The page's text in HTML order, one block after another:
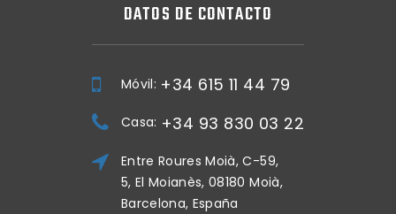
DATOS DE CONTACTO
Móvil: +34 615 11 44 79
Casa: +34 93 830 03 22
Entre Roures Moià, C-59,
5, El Moianès, 08180 Moià,
Barcelona, España